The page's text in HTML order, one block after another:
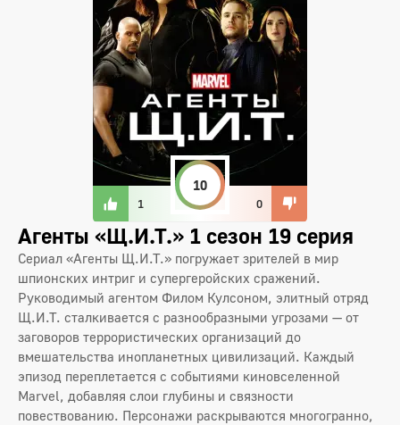
1
10
0
Агенты «Щ.И.Т.» 1 сезон 19 серия
Сериал «Агенты Щ.И.Т.» погружает зрителей в мир
шпионских интриг и супергеройских сражений.
Руководимый агентом Филом Кулсоном, элитный отряд
Щ.И.Т. сталкивается с разнообразными угрозами — от
заговоров террористических организаций до
вмешательства инопланетных цивилизаций. Каждый
эпизод переплетается с событиями киновселенной
Marvel, добавляя слои глубины и связности
повествованию. Персонажи раскрываются многогранно,